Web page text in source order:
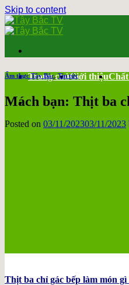
Skip to content
Trang chủGiới thiệu
Ẩm thực Tây Bắc,Tin tức
Mách bạn: Thịt ba
Posted on 03/11/202303/11/2023
Thịt ba chỉ gác bếp làm món gì